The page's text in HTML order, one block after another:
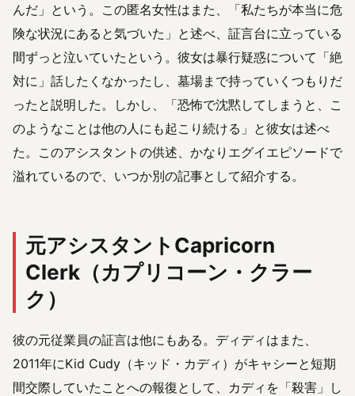
んだ」という。この匿名女性はまた、「私たちが本当に危
険な状況にあると気づいた」と述べ、証言台に立っている
間ずっと泣いていたという。彼女は暴行疑惑について「絶
対に」話したくなかったし、墓場まで持っていくつもりだ
ったと説明した。しかし、「恐怖で沈黙してしまうと、こ
のようなことは他の人にも起こり続ける」と彼女は述べ
た。このアシスタントの供述、かなりエグイエピソードで
溢れているので、いつか別の記事として紹介する。
元アシスタントCapricorn
Clerk（カプリコーン・クラー
ク）
彼の元従業員の証言は他にもある。ディディはまた、
2011年にKid Cudy（キッド・カディ）がキャシーと短期
間交際していたことへの報復として、カディを「殺害」し